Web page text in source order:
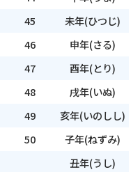
45 未年(ひつじ)
46 申年(さる)
47 酉年(とり)
48 戌年(いぬ)
49 亥年(いのしし)
50 子年(ねずみ)
丑年(うし)